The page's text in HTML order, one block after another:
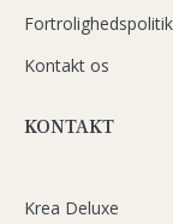
Fortrolighedspolitik
Kontakt os
KONTAKT
Krea Deluxe